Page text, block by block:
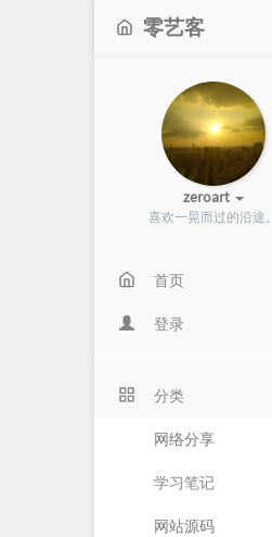
零艺客
zeroart
喜欢一晃而过的沿途。
首页
登录
分类
网络分享
学习笔记
网站源码